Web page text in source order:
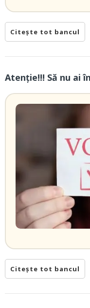
Citește tot bancul
Atenție!!! Să nu ai
Citește tot bancul